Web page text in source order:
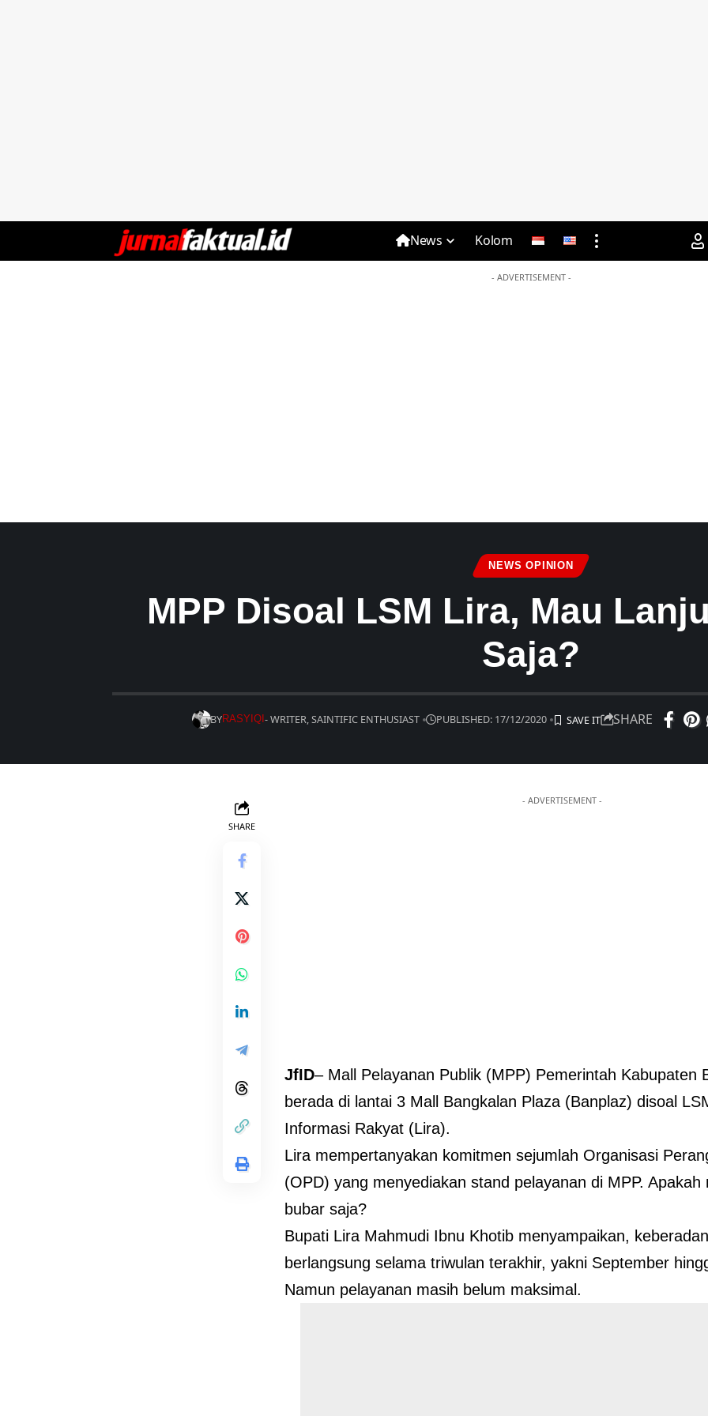
News Kolom
- ADVERTISEMENT -
NEWS OPINION
MPP Disoal LSM Lira, Mau
Saja?
BYRASYIQI - WRITER, SAINTIFIC ENTHUSIAST PUBLISHED: 17/12/2020 SHARE
SHARE
- ADVERTISEMENT -
JfID– Mall Pelayanan Publik (MPP) Pemerintah Kabupaten
berada di lantai 3 Mall Bangkalan Plaza (Banplaz) disoal
Informasi Rakyat (Lira).
Lira mempertanyakan komitmen sejumlah Organisasi
(OPD) yang menyediakan stand pelayanan di MPP. Apakah
bubar saja?
Bupati Lira Mahmudi Ibnu Khotib menyampaikan,
berlangsung selama triwulan terakhir, yakni September
Namun pelayanan masih belum maksimal.